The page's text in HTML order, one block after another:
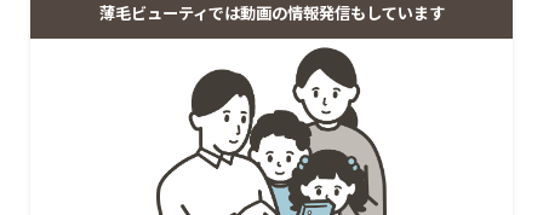
薄毛ビューティでは動画の情報発信もしています